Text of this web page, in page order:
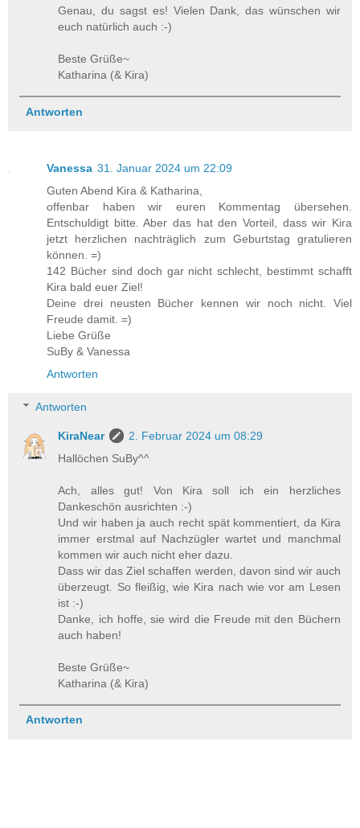
Genau, du sagst es! Vielen Dank, das wünschen wir
euch natürlich auch :-)
Beste Grüße~
Katharina (& Kira)
Antworten
Vanessa 31. Januar 2024 um 22:09
Guten Abend Kira & Katharina,
offenbar haben wir euren Kommentag übersehen.
Entschuldigt bitte. Aber das hat den Vorteil, dass wir Kira
jetzt herzlichen nachträglich zum Geburtstag gratulieren
können. =)
142 Bücher sind doch gar nicht schlecht, bestimmt schafft
Kira bald euer Ziel!
Deine drei neusten Bücher kennen wir noch nicht. Viel
Freude damit. =)
Liebe Grüße
SuBy & Vanessa
Antworten
Antworten
KiraNear
2. Februar 2024 um 08:29
Hallöchen SuBy^^
Ach, alles gut! Von Kira soll ich ein herzliches
Dankeschön ausrichten :-)
Und wir haben ja auch recht spät kommentiert, da Kira
immer erstmal auf Nachzügler wartet und manchmal
kommen wir auch nicht eher dazu.
Dass wir das Ziel schaffen werden, davon sind wir auch
überzeugt. So fleißig, wie Kira nach wie vor am Lesen
ist :-)
Danke, ich hoffe, sie wird die Freude mit den Büchern
auch haben!
Beste Grüße~
Katharina (& Kira)
Antworten